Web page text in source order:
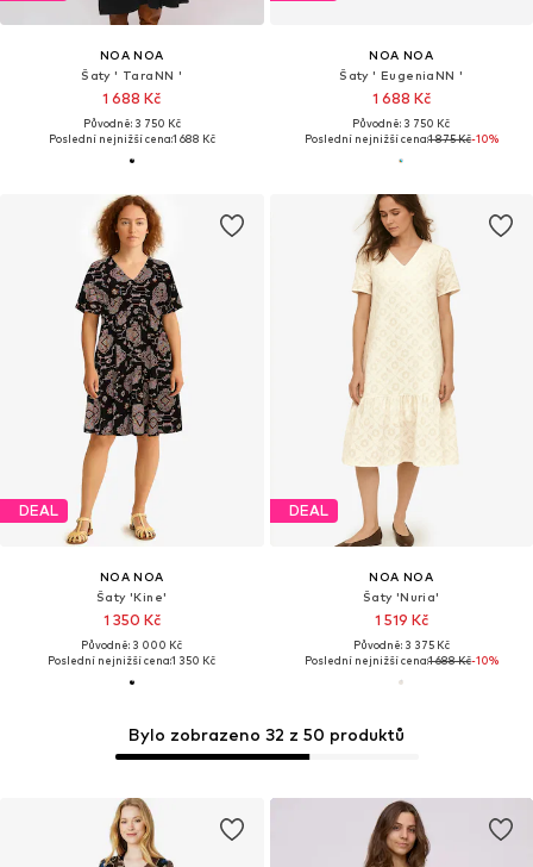
NOA NOA
Šaty ' TaraNN '
1 688 Kč
Původně: 3 750 Kč
Poslední nejnižší cena:1 688 Kč
NOA NOA
Šaty ' EugeniaNN '
1 688 Kč
Původně: 3 750 Kč
Poslední nejnižší cena:1 875 Kč-10%
DEAL
NOA NOA
Šaty 'Kine'
1 350 Kč
Původně: 3 000 Kč
Poslední nejnižší cena:1 350 Kč
DEAL
NOA NOA
Šaty 'Nuria'
1 519 Kč
Původně: 3 375 Kč
Poslední nejnižší cena:1 688 Kč-10%
Bylo zobrazeno 32 z 50 produktů